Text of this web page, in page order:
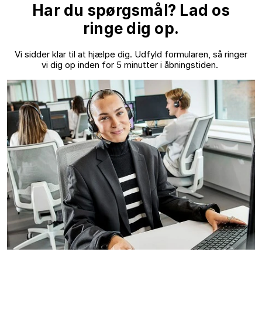
Har du spørgsmål? Lad os
ringe dig op.
Vi sidder klar til at hjælpe dig. Udfyld formularen, så ringer
vi dig op inden for 5 minutter i åbningstiden.